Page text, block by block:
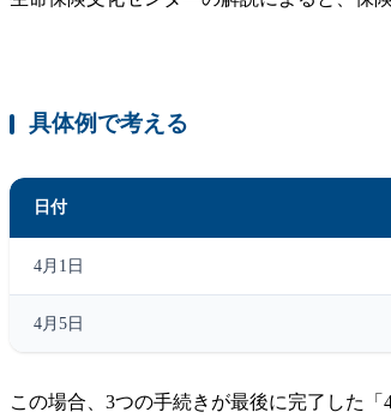
具体例で考える
日付
4月1日
4月5日
この場合、3つの手続きが最後に完了した